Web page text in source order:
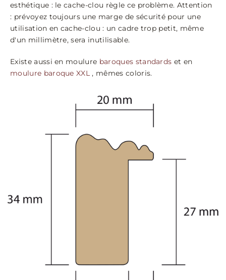
esthétique : le cache-clou règle ce problème. Attention
: prévoyez toujours une marge de sécurité pour une
utilisation en cache-clou : un cadre trop petit, même
d'un millimètre, sera inutilisable.
Existe aussi en moulure baroques standards et en
moulure baroque XXL , mêmes coloris.